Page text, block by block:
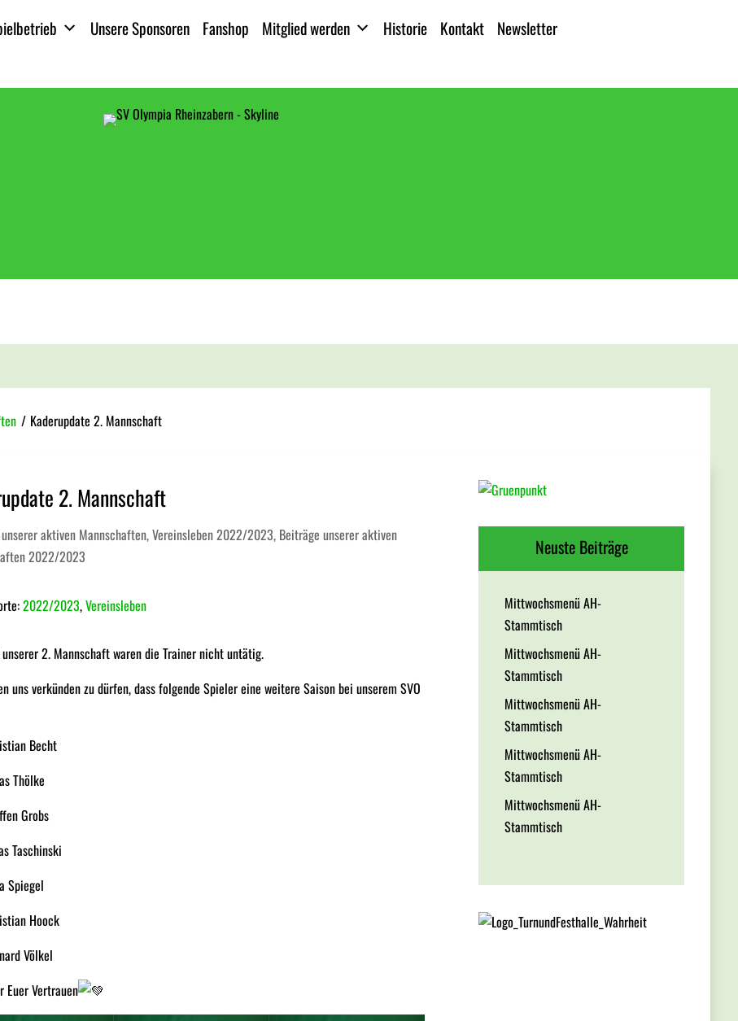
Unsere Sponsoren Fanshop Mitglied werden Historie Kontakt Newsletter
/ Kaderupdate 2. Mannschaft
2. Mannschaft
aktiven Mannschaften,Vereinsleben 2022/2023, Beiträge unserer aktiven
2022/2023
2022/2023,Vereinsleben
2. Mannschaft waren die Trainer nicht untätig.
uns verkünden zu dürfen, dass folgende Spieler eine weitere Saison bei unserem SVO
Becht
Thölke
Grobs
Taschinski
Spiegel
Hoock
Völkel
Euer Vertrauen
Neuste Beiträge
Mittwochsmenü AH-
Stammtisch
Mittwochsmenü AH-
Stammtisch
Mittwochsmenü AH-
Stammtisch
Mittwochsmenü AH-
Stammtisch
Mittwochsmenü AH-
Stammtisch